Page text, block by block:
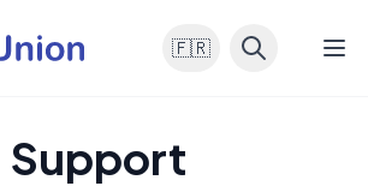
🇫🇷
Support